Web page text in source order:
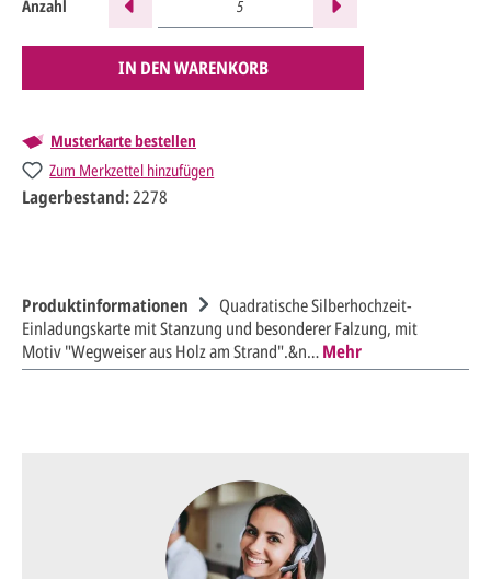
Anzahl
IN DEN WARENKORB
Musterkarte bestellen
Zum Merkzettel hinzufügen
Lagerbestand:2278
Produktinformationen
Quadratische Silberhochzeit-
Einladungskarte mit Stanzung und besonderer Falzung, mit
Motiv "Wegweiser aus Holz am Strand".&n…Mehr